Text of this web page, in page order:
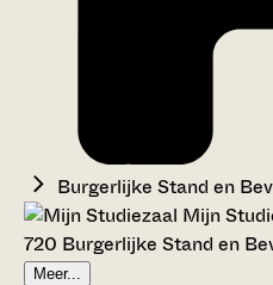
Burgerlijke Stand en
Mijn
720 Burgerlijke Stand en
Meer...